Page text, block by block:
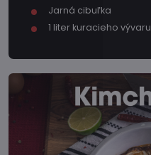
Jarná cibuľka
1 liter kuracieho vývaru